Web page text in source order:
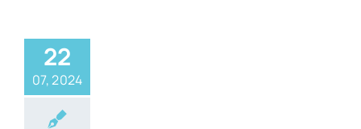
22
07, 2024
alati Biznis